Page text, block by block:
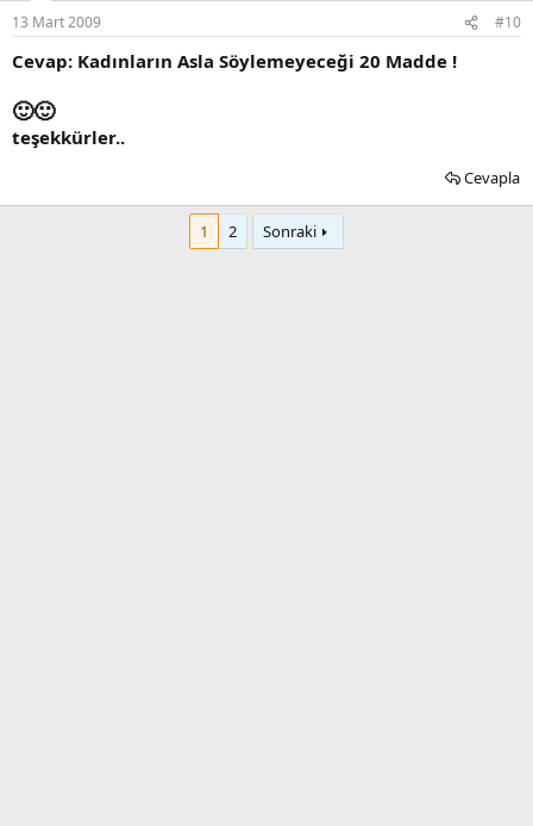
13 Mart 2009 #10
Cevap: Kadınların Asla Söylemeyeceği 20 Madde !
🙂🙂
teşekkürler..
Cevapla
1 2 Sonraki